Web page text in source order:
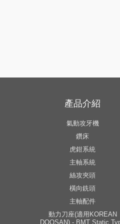
產品介紹
氣動攻牙機
鑽床
虎鉗系統
主軸系統
絲攻夾頭
橫向銑頭
主軸配件
動力刀座(適用KOREAN
DOOSAN) - BMT Static